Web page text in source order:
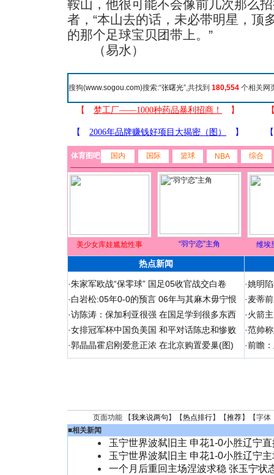
鞍山，他很可能不会像前几次那么
者，“本山去的话，未必带明星，顶
的那个足球宝贝团带上。”
（易水）
搜狗(www.sogou.com)搜索:“张曙光”,共找到 180,554 个相关网
体育图吧 国内 国际 篮球 NBA 综合
美少女库娃尴尬性事 “羽宁恋”主角 维埃
热点新闻
·朱家军欧战“保零球” 国足05收官战交白卷
·白岩松:05年0-0的预言 06年与其麻木毋宁恨
·访陈涛：保加利亚很强 在国足学到很多东西
·女排冠军杯中国负美国 和平对话陈忠和惨败
·郭晶晶霍启刚爱意正浓 在北京购置爱巢(图)
·姚明
·麦蒂
·火箭
·范帅
·前瞻
页面功能 【我来说两句 】【热点排行】【推荐】【字体
■相关新闻
玉宁世界波弑旧主 申花1-0小胜辽宁
玉宁世界波弑旧主 申花1-0小胜辽宁
一个月后重回主场涅波求稳 张玉宁状